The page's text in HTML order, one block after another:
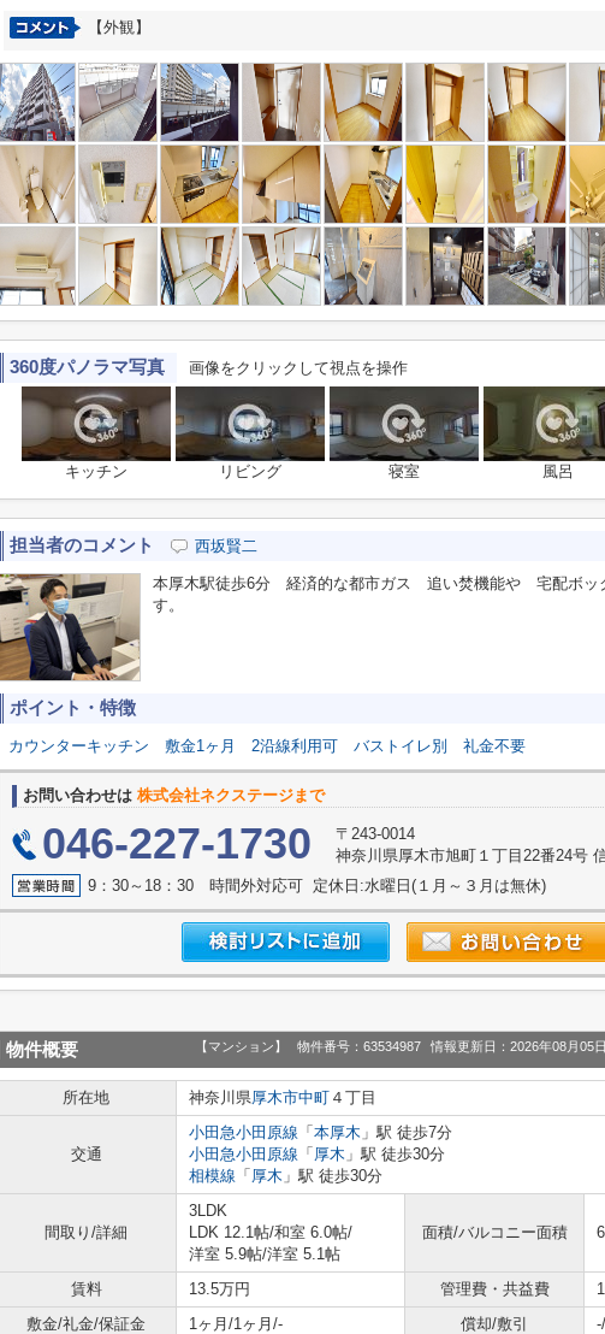
【外観】
360度パノラマ写真 画像をクリックして視点を操作
キッチン リビング 寝室 風呂
担当者のコメント 西坂賢二
本厚木駅徒歩6分 経済的な都市ガス 追い焚機能や 宅配ボッ
す。
ポイント・特徴
カウンターキッチン 敷金1ヶ月 2沿線利用可 バストイレ別 礼金不要
お問い合わせは 株式会社ネクステージまで
046-227-1730
〒243-0014
神奈川県厚木市旭町１丁目22番24号
9：30～18：30 時間外対応可 定休日:水曜日(１月～３月は無休)
物件概要 【マンション】 物件番号：63534987 情報更新日：2026年08月05日
所在地 神奈川県厚木市中町 ４丁目
交通
小田急小田原線 「 本厚木 」駅 徒歩7分
小田急小田原線 「 厚木 」駅 徒歩30分
相模線 「 厚木 」駅 徒歩30分
間取り/詳細
3LDK
LDK 12.1帖/和室 6.0帖/
洋室 5.9帖/洋室 5.1帖
面積/バルコニー面積
賃料 13.5万円 管理費・共益費
敷金/礼金/保証金
1ヶ月/1ヶ月/- 償却/敷引